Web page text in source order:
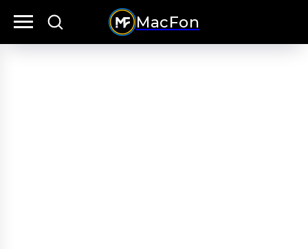
MacFon